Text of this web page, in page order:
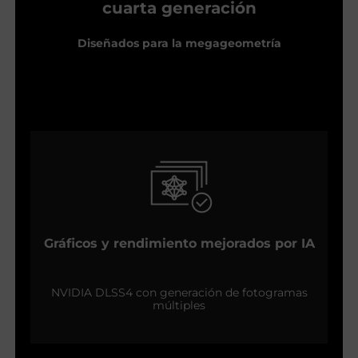
cuarta generación
Diseñados para la megageometría
Gráficos y rendimiento mejorados por IA
NVIDIA DLSS4 con generación de fotogramas
múltiples